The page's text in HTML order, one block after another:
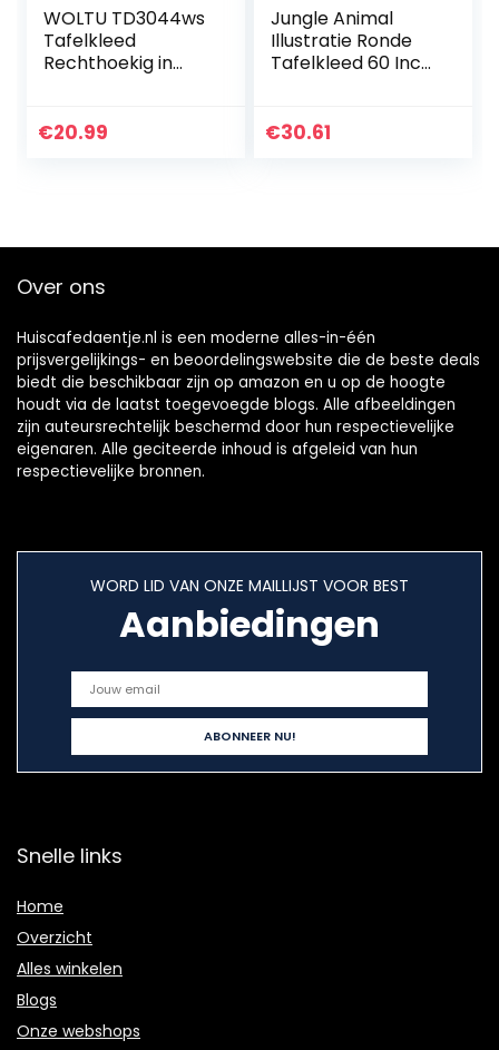
WOLTU TD3044ws
Tafelkleed
Rechthoekig in
130x260cm,Wit
€20.99
Jungle Animal
Illustratie Ronde
Tafelkleed 60 Inch
Tafelhoes voor
€30.61
Over ons
Huiscafedaentje.nl is een moderne alles-in-één
prijsvergelijkings- en beoordelingswebsite die de beste deals
biedt die beschikbaar zijn op amazon en u op de hoogte
houdt via de laatst toegevoegde blogs. Alle afbeeldingen
zijn auteursrechtelijk beschermd door hun respectievelijke
eigenaren. Alle geciteerde inhoud is afgeleid van hun
respectievelijke bronnen.
WORD LID VAN ONZE MAILLIJST VOOR BEST
Aanbiedingen
Snelle links
Home
Overzicht
Alles winkelen
Blogs
Onze webshops